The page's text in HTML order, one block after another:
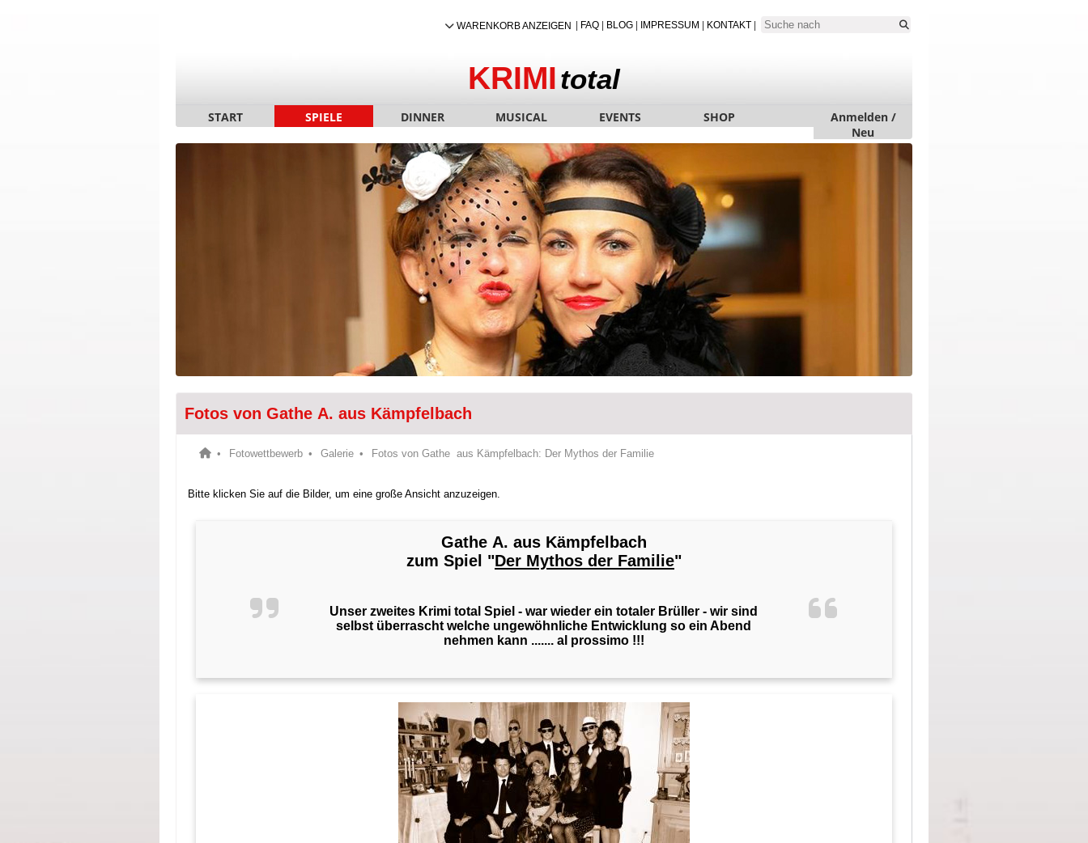
FAQ| BLOG| IMPRESSUM KONTAKT|
WARENKORB ANZEIGEN
KRIMItotal
START SPIELE DINNER MUSICAL EVENTS SHOP
Anmelden /
Neu
Fotos von Gathe A. aus Kämpfelbach
Fotowettbewerb Galerie Fotos von Gathe aus Kämpfelbach: Der Mythos der Familie
Bitte klicken Sie auf die Bilder, um eine große Ansicht anzuzeigen.
Gathe A. aus Kämpfelbach
zum Spiel "Der Mythos der Familie"
Unser zweites Krimi total Spiel - war wieder ein totaler Brüller - wir sind
selbst überrascht welche ungewöhnliche Entwicklung so ein Abend
nehmen kann ....... al prossimo !!!